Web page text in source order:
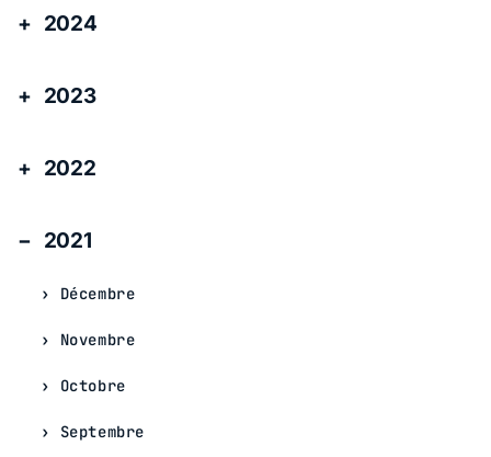
2024
2023
2022
2021
Décembre
Novembre
Octobre
Septembre